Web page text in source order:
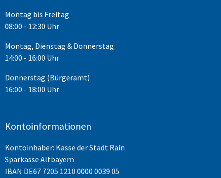
Montag bis Freitag
08:00 - 12:30 Uhr
Montag, Dienstag & Donnerstag
14:00 - 16:00 Uhr
Donnerstag (Bürgeramt)
16:00 - 18:00 Uhr
Kontoinformationen
Kontoinhaber: Kasse der Stadt Rain
Sparkasse Altbayern
IBAN DE67 7205 1210 0000 0039 05